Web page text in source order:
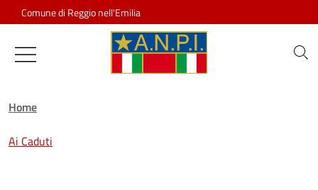
Salta al contenuto
Comune di Reggio nell'Emilia
Associazione Nazionale
Home
Ai Caduti